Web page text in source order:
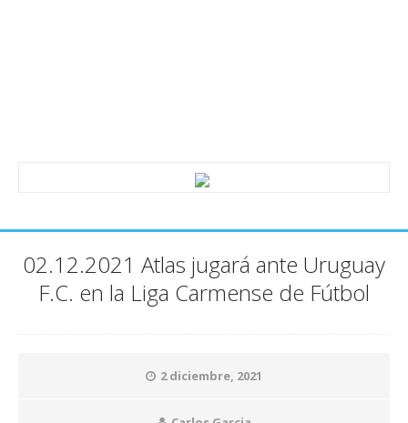
02.12.2021 Atlas jugará ante Uruguay
F.C. en la Liga Carmense de Fútbol
2 diciembre, 2021